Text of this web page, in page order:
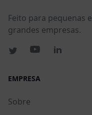
Feito para pequenas
grandes empresas.
EMPRESA
Sobre